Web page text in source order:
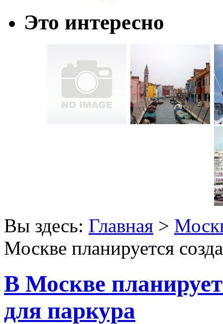
Это интересно
Вы здесь: Главная >
Москве планируется
В Москве
для паркура